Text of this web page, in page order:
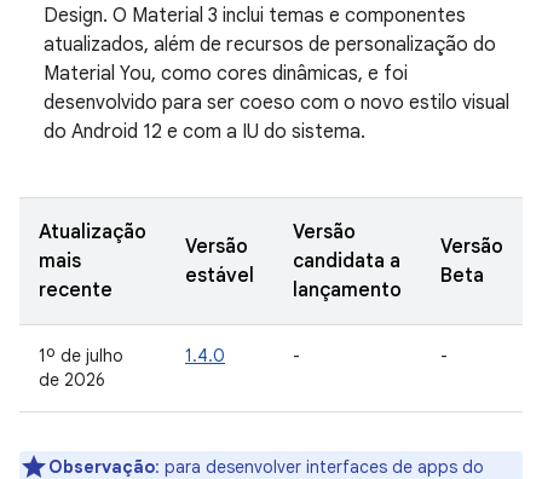
Design. O Material 3 inclui temas e componentes
atualizados, além de recursos de personalização do
Material You, como cores dinâmicas, e foi
desenvolvido para ser coeso com o novo estilo visual
do Android 12 e com a IU do sistema.
Atualização
mais
recente
Versão
estável
Versão
candidata a
lançamento
Versão
Beta
1º de julho
de 2026
1.4.0 - -
Observação: para desenvolver interfaces de apps do